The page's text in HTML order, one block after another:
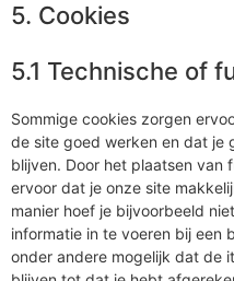
5. Cookies
5.1 Technische of
Sommige cookies zorgen
de site goed werken en dat je
blijven. Door het plaatsen van
ervoor dat je onze site
manier hoef je bijvoorbeeld
informatie in te voeren bij een
onder andere mogelijk dat de